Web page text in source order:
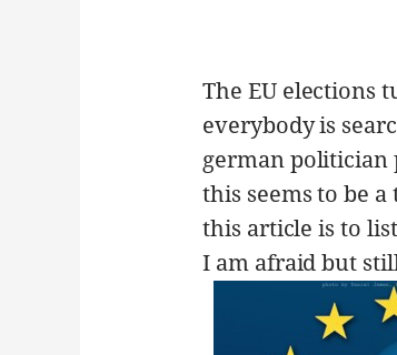
The EU elections
everybody is
german politician
this seems to be
this article is to
I am afraid but